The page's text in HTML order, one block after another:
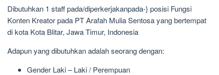
Dibutuhkan 1 staff pada/diperkerjakanpada-} posisi Fungsi
Konten Kreator pada PT Arafah Mulia Sentosa yang bertempat
di kota Kota Blitar, Jawa Timur, Indonesia
Adapun yang dibutuhkan adalah seorang dengan:
Gender Laki – Laki / Perempuan